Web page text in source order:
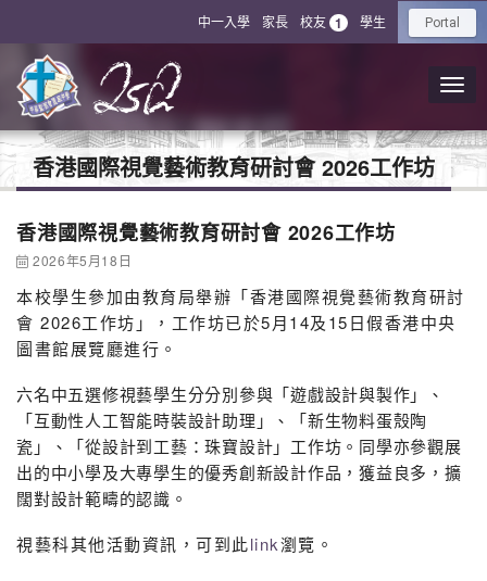
中一入學 家長 校友 1 學生 Portal
香港國際視覺藝術教育研討會 2026工作坊
香港國際視覺藝術教育研討會 2026工作坊
2026年5月18日
本校學生參加由教育局舉辦「香港國際視覺藝術教育研討
會 2026工作坊」，工作坊已於5月14及15日假香港中央
圖書館展覽廳進行。
六名中五選修視藝學生分分別參與「遊戲設計與製作」、
「互動性人工智能時裝設計助理」、「新生物料蛋殼陶
瓷」、「從設計到工藝：珠寶設計」工作坊。同學亦參觀展
出的中小學及大專學生的優秀創新設計作品，獲益良多，擴
闊對設計範疇的認識。
視藝科其他活動資訊，可到此link瀏覽。